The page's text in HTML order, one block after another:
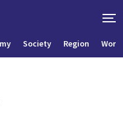
Society Region World